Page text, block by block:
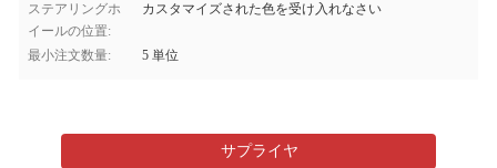
ステアリングホ
イールの位置:
カスタマイズされた色を受け入れなさい
最小注文数量: 5 単位
サプライヤ